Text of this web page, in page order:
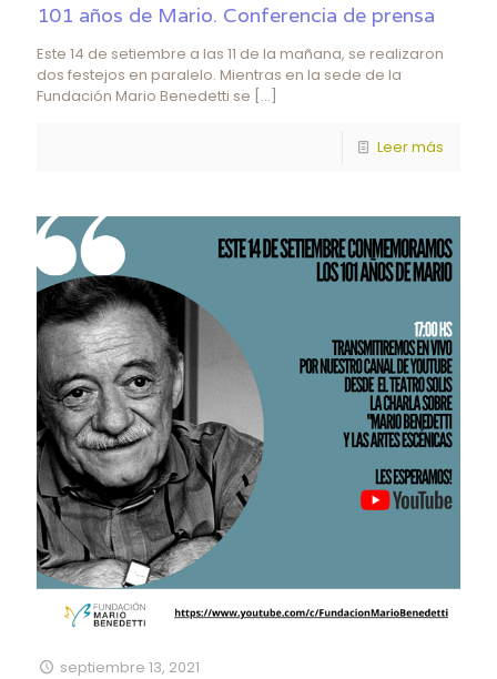
101 años de Mario. Conferencia de prensa
Este 14 de setiembre a las 11 de la mañana, se realizaron
dos festejos en paralelo. Mientras en la sede de la
Fundación Mario Benedetti se […]
Leer más
septiembre 13, 2021